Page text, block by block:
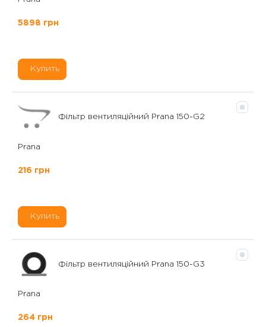
5898 грн
Купить
Фільтр вентиляційний Prana 150-G2
Prana
216 грн
Купить
Фільтр вентиляційний Prana 150-G3
Prana
264 грн